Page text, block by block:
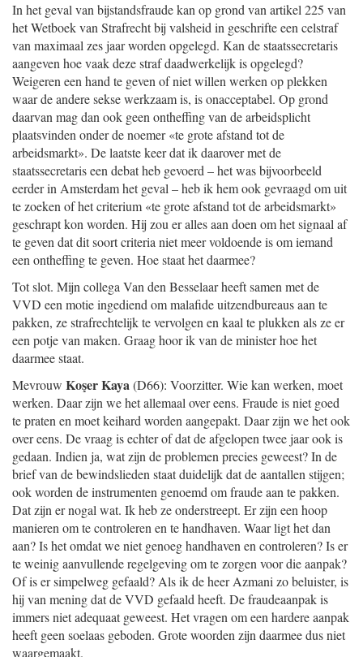
In het geval van bijstandsfraude kan op grond van artikel 225 van
het Wetboek van Strafrecht bij valsheid in geschrifte een celstraf
van maximaal zes jaar worden opgelegd. Kan de staatssecretaris
aangeven hoe vaak deze straf daadwerkelijk is opgelegd?
Weigeren een hand te geven of niet willen werken op plekken
waar de andere sekse werkzaam is, is onacceptabel. Op grond
daarvan mag dan ook geen ontheffing van de arbeidsplicht
plaatsvinden onder de noemer «te grote afstand tot de
arbeidsmarkt». De laatste keer dat ik daarover met de
staatssecretaris een debat heb gevoerd – het was bijvoorbeeld
eerder in Amsterdam het geval – heb ik hem ook gevraagd om uit
te zoeken of het criterium «te grote afstand tot de arbeidsmarkt»
geschrapt kon worden. Hij zou er alles aan doen om het signaal af
te geven dat dit soort criteria niet meer voldoende is om iemand
een ontheffing te geven. Hoe staat het daarmee?
Tot slot. Mijn collega Van den Besselaar heeft samen met de
VVD een motie ingediend om malafide uitzendbureaus aan te
pakken, ze strafrechtelijk te vervolgen en kaal te plukken als ze er
een potje van maken. Graag hoor ik van de minister hoe het
daarmee staat.
Mevrouw Koşer Kaya(D66): Voorzitter. Wie kan werken, moet
werken. Daar zijn we het allemaal over eens. Fraude is niet goed
te praten en moet keihard worden aangepakt. Daar zijn we het ook
over eens. De vraag is echter of dat de afgelopen twee jaar ook is
gedaan. Indien ja, wat zijn de problemen precies geweest? In de
brief van de bewindslieden staat duidelijk dat de aantallen stijgen;
ook worden de instrumenten genoemd om fraude aan te pakken.
Dat zijn er nogal wat. Ik heb ze onderstreept. Er zijn een hoop
manieren om te controleren en te handhaven. Waar ligt het dan
aan? Is het omdat we niet genoeg handhaven en controleren? Is er
te weinig aanvullende regelgeving om te zorgen voor die aanpak?
Of is er simpelweg gefaald? Als ik de heer Azmani zo beluister, is
hij van mening dat de VVD gefaald heeft. De fraudeaanpak is
immers niet adequaat geweest. Het vragen om een hardere aanpak
heeft geen soelaas geboden. Grote woorden zijn daarmee dus niet
waargemaakt.